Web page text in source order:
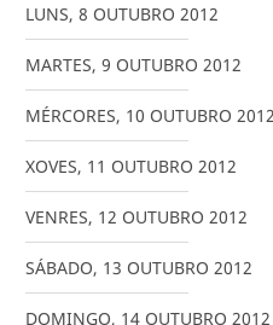
LUNS, 8 OUTUBRO 2012
MARTES, 9 OUTUBRO 2012
MÉRCORES, 10 OUTUBRO 2012
XOVES, 11 OUTUBRO 2012
VENRES, 12 OUTUBRO 2012
SÁBADO, 13 OUTUBRO 2012
DOMINGO, 14 OUTUBRO 2012